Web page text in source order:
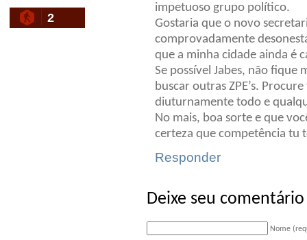
2
impetuoso grupo político.
Gostaria que o novo
comprovadamente
que a minha cidade ainda é
Se possível Jabes, não fique
buscar outras ZPE’s.
diuturnamente todo e
No mais, boa sorte e que
certeza que competência tu
Responder
Deixe seu comentário
Nome